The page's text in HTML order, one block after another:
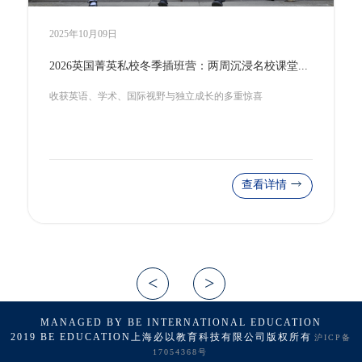
2025年09月29日
上海校园预制菜被骂上热搜后，我们翻遍英国私校菜单，发现了一个“秘密”
学校的餐桌，不只为填饱肚子
查看详情
MANAGED BY BE INTERNATIONAL EDUCATION
2019 BE EDUCATION上海必以教育科技有限公司版权所有 沪ICP备
17054368号